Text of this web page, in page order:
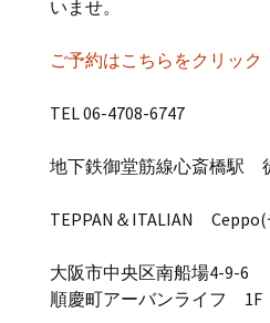
いませ。
ご予約はこちらをクリック
TEL 06-4708-6747
地下鉄御堂筋線心斎橋駅
TEPPAN＆ITALIAN
大阪市中央区南船場4-9-6
順慶町アーバンライフ 1F